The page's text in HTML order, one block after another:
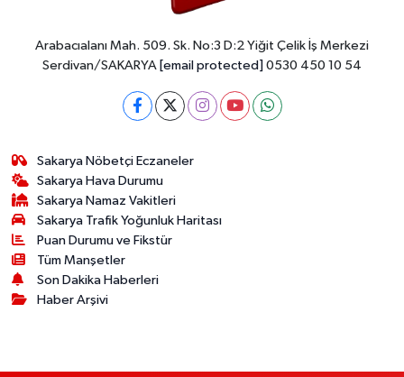
Arabacıalanı Mah. 509. Sk. No:3 D:2 Yiğit Çelik İş Merkezi
Serdivan/SAKARYA [email protected] 0530 450 10 54
Sakarya Nöbetçi Eczaneler
Sakarya Hava Durumu
Sakarya Namaz Vakitleri
Sakarya Trafik Yoğunluk Haritası
Puan Durumu ve Fikstür
Tüm Manşetler
Son Dakika Haberleri
Haber Arşivi